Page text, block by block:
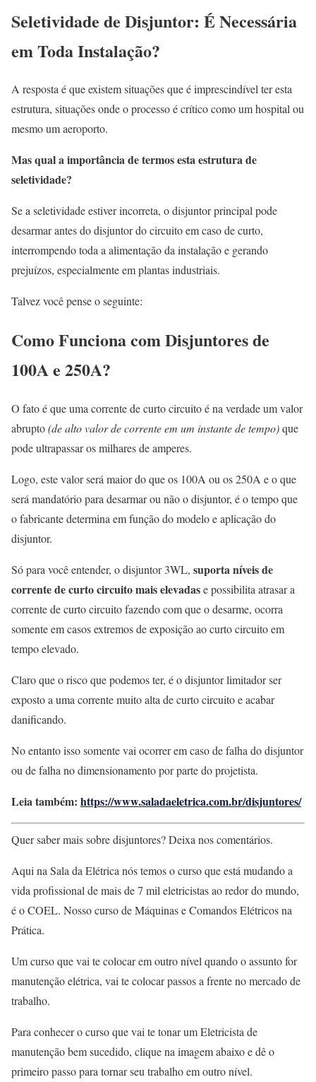
Seletividade de Disjuntor: É Necessária
em Toda Instalação?
A resposta é que existem situações que é imprescindível ter esta
estrutura, situações onde o processo é crítico como um hospital ou
mesmo um aeroporto.
Mas qual a importância de termos esta estrutura de
seletividade?
Se a seletividade estiver incorreta, o disjuntor principal pode
desarmar antes do disjuntor do circuito em caso de curto,
interrompendo toda a alimentação da instalação e gerando
prejuízos, especialmente em plantas industriais.
Talvez você pense o seguinte:
Como Funciona com Disjuntores de
100A e 250A?
O fato é que uma corrente de curto circuito é na verdade um valor
abrupto(de alto valor de corrente em um instante de tempo)que
pode ultrapassar os milhares de amperes.
Logo, este valor será maior do que os 100A ou os 250A e o que
será mandatório para desarmar ou não o disjuntor, é o tempo que
o fabricante determina em função do modelo e aplicação do
disjuntor.
Só para você entender, o disjuntor 3WL, suporta níveis de
corrente de curto circuito mais elevadase possibilita atrasar a
corrente de curto circuito fazendo com que o desarme, ocorra
somente em casos extremos de exposição ao curto circuito em
tempo elevado.
Claro que o risco que podemos ter, é o disjuntor limitador ser
exposto a uma corrente muito alta de curto circuito e acabar
danificando.
No entanto isso somente vai ocorrer em caso de falha do disjuntor
ou de falha no dimensionamento por parte do projetista.
Leia também: https://www.saladaeletrica.com.br/disjuntores/
Quer saber mais sobre disjuntores?Deixa nos comentários.
Aqui na Sala da Elétrica nós temos o curso que está mudando a
vida profissional de mais de 7 mil eletricistas ao redor do mundo,
é o COEL. Nosso curso de Máquinas e Comandos Elétricos na
Prática.
Um curso que vai te colocar em outro nível quando o assunto for
manutenção elétrica, vai te colocar passos a frente no mercado de
trabalho.
Para conhecer o curso que vai te tonar um Eletricista de
manutenção bem sucedido, clique na imagem abaixo e dê o
primeiro passo para tornar seu trabalho em outro nível.